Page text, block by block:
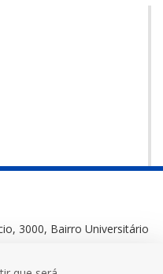
3000, Bairro Universitário